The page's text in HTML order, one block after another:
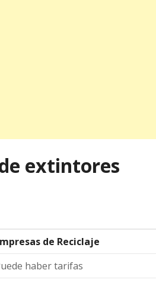
extintores
de Reciclaje
haber tarifas